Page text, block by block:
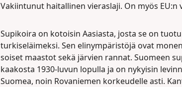
Vakiintunut haitallinen vieraslaji. On myös EU:n
Supikoira on kotoisin Aasiasta, josta se on
turkiseläimeksi. Sen elinympäristöjä ovat
soiset maastot sekä järvien rannat. Suomeen
kaakosta 1930-luvun lopulla ja on nykyisin
Suomea, noin Rovaniemen korkeudelle asti.